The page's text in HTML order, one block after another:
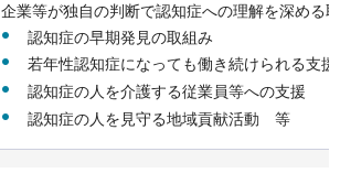
企業等が独自の判断で認知症への理解を深める
認知症の早期発見の取組み
若年性認知症になっても働き続けられる支援
認知症の人を介護する従業員等への支援
認知症の人を見守る地域貢献活動 等